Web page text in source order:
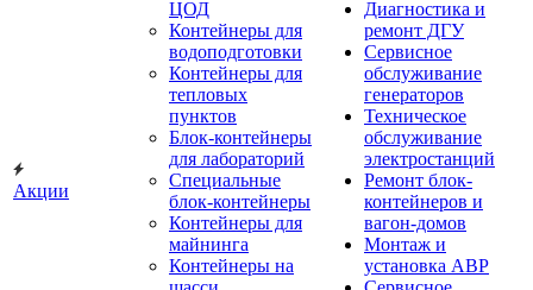
Акции
ЦОД
Контейнеры для
водоподготовки
Контейнеры для
тепловых
пунктов
Блок-контейнеры
для лабораторий
Специальные
блок-контейнеры
Контейнеры для
майнинга
Контейнеры на
Диагностика и
ремонт ДГУ
Сервисное
обслуживание
генераторов
Техническое
обслуживание
электростанций
Ремонт блок-
контейнеров и
вагон-домов
Монтаж и
установка АВР